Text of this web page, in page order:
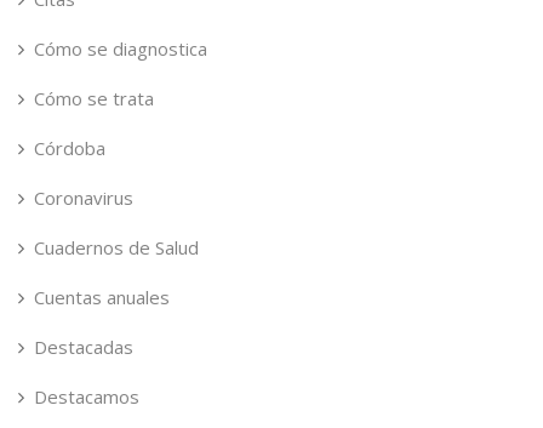
Cómo se diagnostica
Cómo se trata
Córdoba
Coronavirus
Cuadernos de Salud
Cuentas anuales
Destacadas
Destacamos